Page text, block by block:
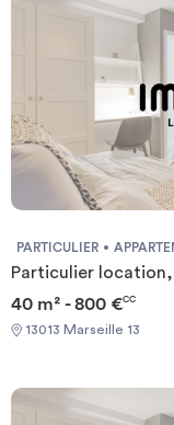
PARTICULIER
Particulier
40 m² - 800 €CC
13013 Marseille 13